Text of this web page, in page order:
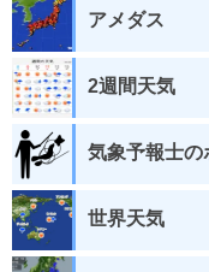
アメダス
2週間天気
気象予報士の
世界天気